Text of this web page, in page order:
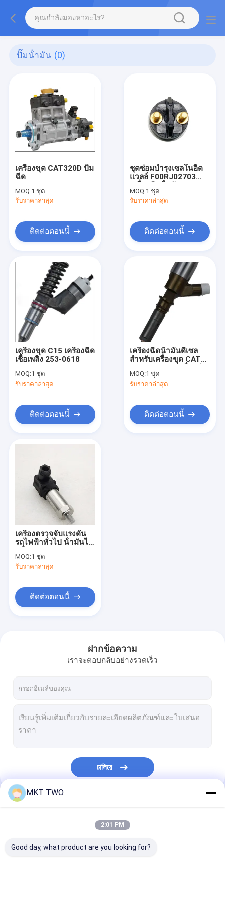
ปั๊มน้ํามัน (0)
เครื่องขุด CAT320D ปั๊ม
ฉีด
MOQ:1 ชุด
รับราคาล่าสุด
ติดต่อตอนนี้
ชุดซ่อมบํารุงเซลโนอิด
แวลล์ F00RJ02703
MOQ:1 ชุด
รับราคาล่าสุด
ติดต่อตอนนี้
เครื่องขุด C15 เครื่องฉีด
เชื้อเพลิง 253-0618
MOQ:1 ชุด
รับราคาล่าสุด
ติดต่อตอนนี้
เครื่องฉีดน้ํามันดีเซล
สําหรับเครื่องขุด CAT
น้ํามันเครื่องยนต์
MOQ:1 ชุด
รับราคาล่าสุด
ติดต่อตอนนี้
เครื่องตรวจจับแรงดัน
รถไฟฟ้าทั่วไป น้ํามันไห
MOQ:1 ชุด
รับราคาล่าสุด
ติดต่อตอนนี้
ฝากข้อความ
เราจะตอบกลับอย่างรวดเร็ว
চালিয়ে
หมวดหมู่ของเรา
MKT TWO
2:01 PM
Good day, what product are you looking for?